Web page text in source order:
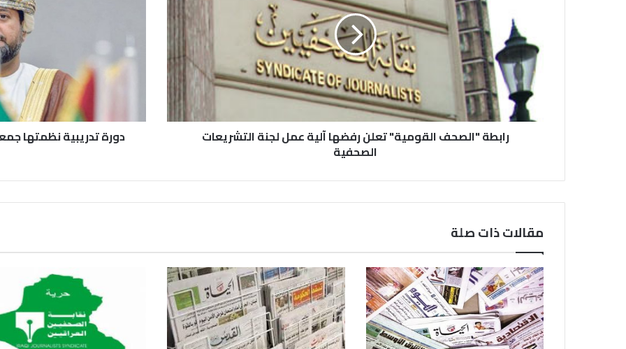
رابطة "الصحف القومية" تعلن رفضها آلية عمل لجنة التشريعات
الصحفية
دورة تدريبية نظمتها
مقالات ذات صلة